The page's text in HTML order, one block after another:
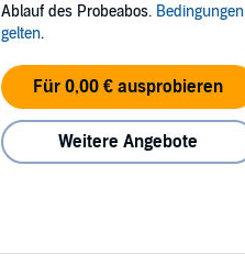
Ablauf des Probeabos. Bedingungen
gelten.
Für 0,00 € ausprobieren
Weitere Angebote